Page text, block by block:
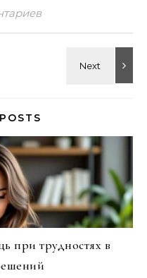
при трудностях в